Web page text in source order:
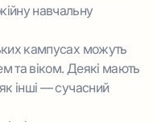
навчальну
кампусах можуть
та віком. Деякі мають
інші — сучасний